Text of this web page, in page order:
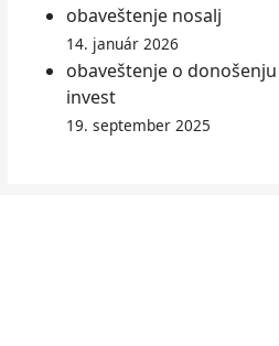
obaveštenje nosalj
14. január 2026
obaveštenje o
invest
19. september 2025